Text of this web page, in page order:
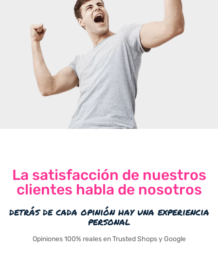
La satisfacción de nuestros
clientes habla de nosotros
detrás de cada opinión hay una experiencia
personal
Opiniones 100% reales en Trusted Shops y Google